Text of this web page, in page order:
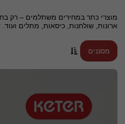
מוצרי כתר במחירים משתלמים – רק
ארונות, שולחנות, כיסאות, מתלים
מסננים